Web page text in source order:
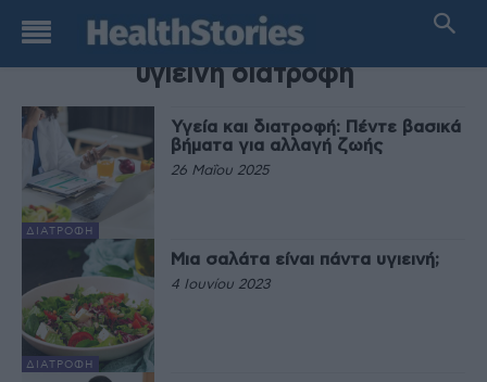
TAG
υγιεινή διατροφή
ΔΙΑΤΡΟΦΉ
Υγεία και διατροφή: Πέντε βασικά
βήματα για αλλαγή ζωής
26 Μαΐου 2025
ΔΙΑΤΡΟΦΉ
Μια σαλάτα είναι πάντα υγιεινή;
4 Ιουνίου 2023